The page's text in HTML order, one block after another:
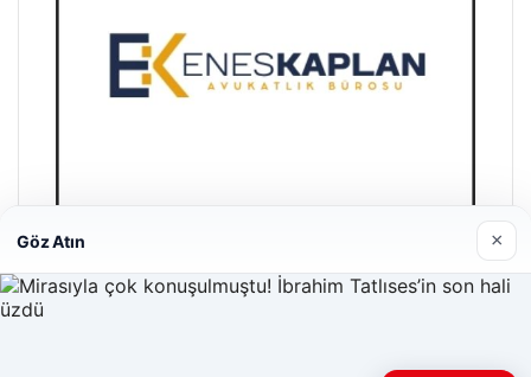
Enes Kaplan Avukatlık Bürosu
Göz Atın ×